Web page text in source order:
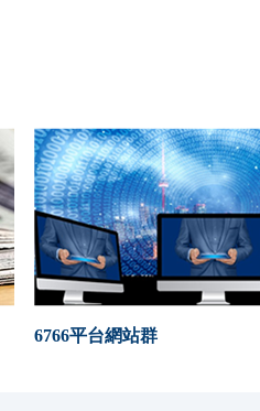
6766平台網站群